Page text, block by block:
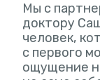
Мы с
доктору
человек,
с первого
ощущение